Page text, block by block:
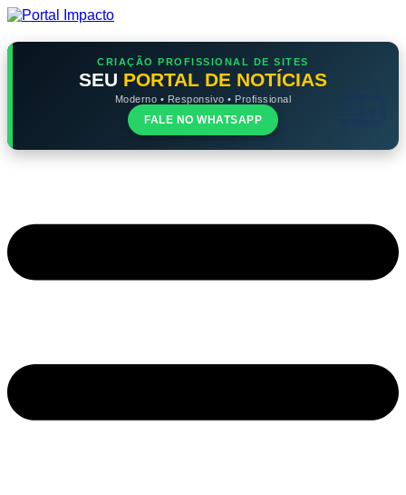
Ir
o
CRIAÇÃO PROFISSIONAL DE SITES
SEU PORTAL DE NOTÍCIAS
Moderno • Responsivo • Profissional
FALE NO WHATSAPP